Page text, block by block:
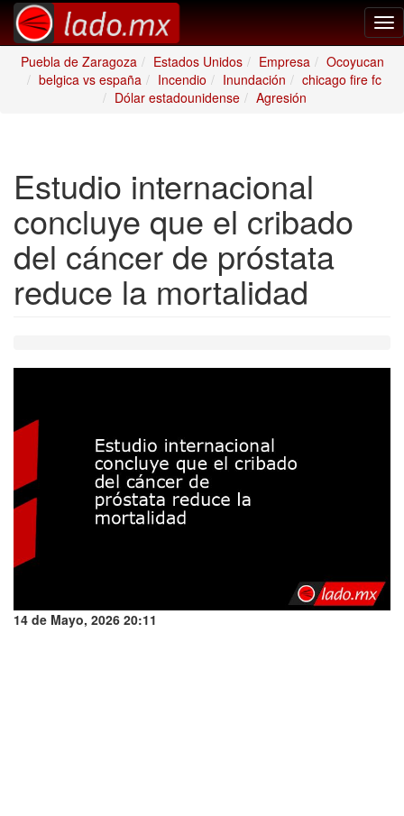
Puebla de Zaragoza
Estados Unidos Empresa
Ocoyucan
belgica vs españa
Incendio Inundación
chicago fire fc
Dólar estadounidense
Agresión
Estudio internacional
concluye que el cribado
del cáncer de próstata
reduce la mortalidad
14 de Mayo, 2026 20:11